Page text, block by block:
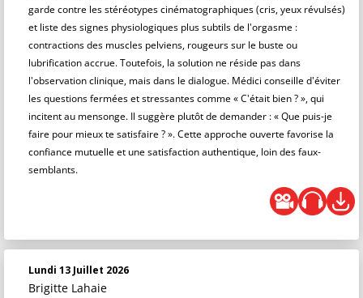
garde contre les stéréotypes cinématographiques (cris, yeux révulsés)
et liste des signes physiologiques plus subtils de l'orgasme :
contractions des muscles pelviens, rougeurs sur le buste ou
lubrification accrue. Toutefois, la solution ne réside pas dans
l'observation clinique, mais dans le dialogue. Médici conseille d'éviter
les questions fermées et stressantes comme « C'était bien ? », qui
incitent au mensonge. Il suggère plutôt de demander : « Que puis-je
faire pour mieux te satisfaire ? ». Cette approche ouverte favorise la
confiance mutuelle et une satisfaction authentique, loin des faux-
semblants.
Lundi 13 Juillet 2026
Brigitte Lahaie